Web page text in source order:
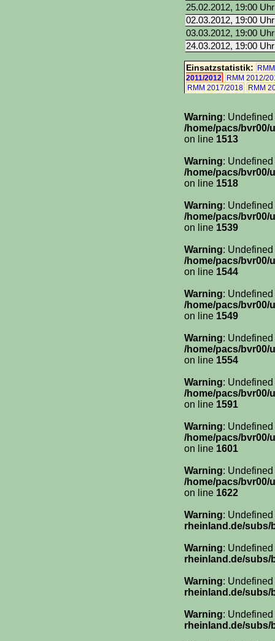
25.02.2012, 19:00 Uhr
02.03.2012, 19:00 Uhr
03.03.2012, 19:00 Uhr
24.03.2012, 19:00 Uhr
Einsatzstatistik:
2011/2012
RMM 2012/
RMM 2017/2018
RMM
Warning:
/home/pacs/bvr00/
on line 1513
Warning:
/home/pacs/bvr00/
on line 1518
Warning:
/home/pacs/bvr00/
on line 1539
Warning:
/home/pacs/bvr00/
on line 1544
Warning:
/home/pacs/bvr00/
on line 1549
Warning:
/home/pacs/bvr00/
on line 1554
Warning:
/home/pacs/bvr00/
on line 1591
Warning:
/home/pacs/bvr00/
on line 1601
Warning:
/home/pacs/bvr00/
on line 1622
Warning:
rheinland.de/subs/
Warning:
rheinland.de/subs/
Warning:
rheinland.de/subs/
Warning:
rheinland.de/subs/